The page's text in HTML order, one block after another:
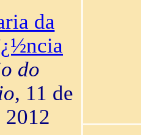
da
do
, 11 de